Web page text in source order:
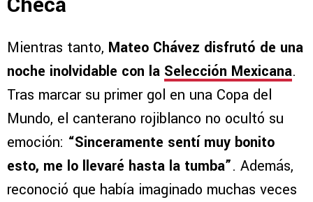
Mientras tanto, Mateo Chávez disfrutó de una
noche inolvidable con la Selección Mexicana.
Tras marcar su primer gol en una Copa del
Mundo, el canterano rojiblanco no ocultó su
emoción: “Sinceramente sentí muy bonito
esto, me lo llevaré hasta la tumba”. Además,
reconoció que había imaginado muchas veces